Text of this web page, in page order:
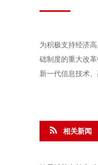
为积极支持经济
础制度的重大改
新一代信息技术
相关新闻